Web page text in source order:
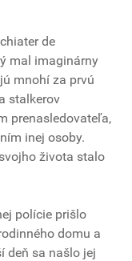
de
mal imaginárny
mnohí za prvú
stalkerov
prenasledovateľa,
inej osoby.
života stalo
polície prišlo
domu a
deň sa našlo jej